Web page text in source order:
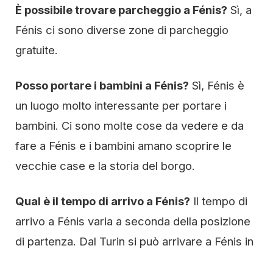
È possibile trovare parcheggio a Fénis? Sì, a
Fénis ci sono diverse zone di parcheggio
gratuite.
Posso portare i bambini a Fénis? Sì, Fénis è
un luogo molto interessante per portare i
bambini. Ci sono molte cose da vedere e da
fare a Fénis e i bambini amano scoprire le
vecchie case e la storia del borgo.
Qual è il tempo di arrivo a Fénis? Il tempo di
arrivo a Fénis varia a seconda della posizione
di partenza. Dal Turin si può arrivare a Fénis in